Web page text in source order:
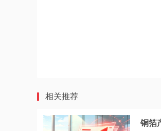
相关推荐
铜箔